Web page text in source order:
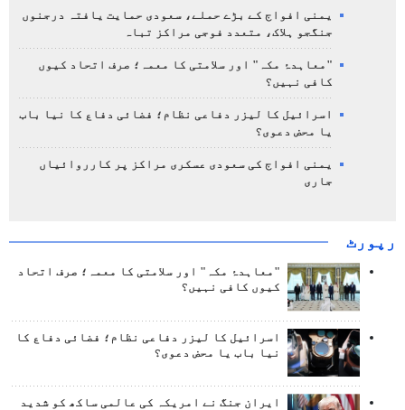
یمنی افواج کے بڑے حملے، سعودی حمایت یافتہ درجنوں
جنگجو ہلاک، متعدد فوجی مراکز تباہ
"معاہدۂ مکہ" اور سلامتی کا معمہ؛ صرف اتحاد کیوں
کافی نہیں؟
اسرائیل کا لیزر دفاعی نظام؛ فضائی دفاع کا نیا باب
یا محض دعوی؟
یمنی افواج کی سعودی عسکری مراکز پر کارروائیاں
جاری
رپورٹ
"معاہدۂ مکہ" اور سلامتی کا معمہ؛ صرف اتحاد
کیوں کافی نہیں؟
اسرائیل کا لیزر دفاعی نظام؛ فضائی دفاع کا
نیا باب یا محض دعوی؟
ایران جنگ نے امریکہ کی عالمی ساکھ کو شدید